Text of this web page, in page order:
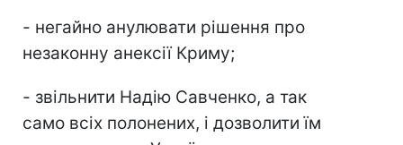
- негайно анулювати рішення про
незаконну анексії Криму;
- звільнити Надію Савченко, а так
само всіх полонених, і дозволити їм